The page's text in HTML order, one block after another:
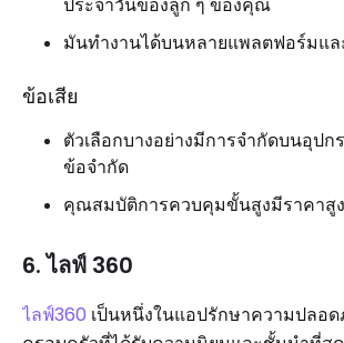
มันทำงานได้บนหลายแพลตฟอร์มแ
ข้อเสีย
ตัวเลือกบางอย่างมีการจำกัดบนอุปก
ข้อจำกัด
คุณสมบัติการควบคุมขั้นสูงมีราคาสูง
6. ไลฟ์ 360
ไลฟ์360 เป็นหนึ่งในแอปรักษาความปลอ